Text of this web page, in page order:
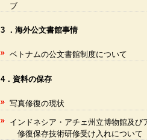
ブ
3 ．海外公文書館事情
ベトナムの公文書館制度について
4．資料の保存
写真修復の現状
インドネシア・アチェ州立博物館及
修復保存技術研修受け入れについて